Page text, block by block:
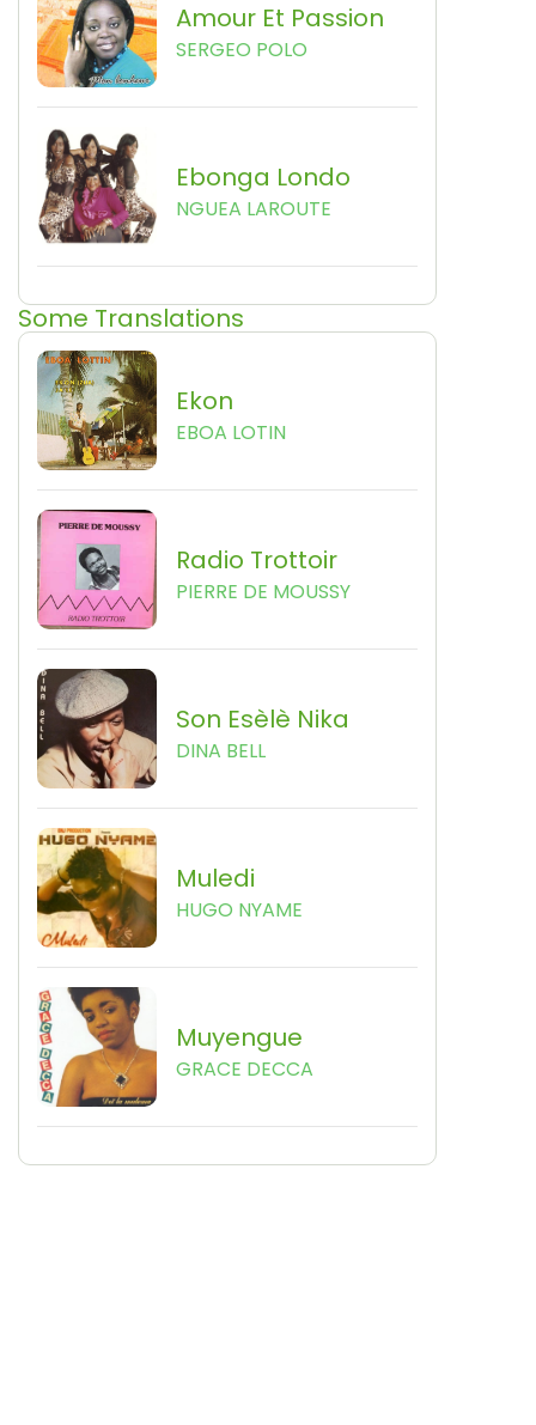
Amour Et Passion
SERGEO POLO
Ebonga Londo
NGUEA LAROUTE
Some Translations
Ekon
EBOA LOTIN
Radio Trottoir
PIERRE DE MOUSSY
Son Esèlè Nika
DINA BELL
Muledi
HUGO NYAME
Muyengue
GRACE DECCA